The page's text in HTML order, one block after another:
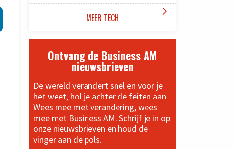
MEER TECH 
Ontvang de Business AM
nieuwsbrieven
De wereld verandert snel en voor je
het weet, hol je achter de feiten aan.
Wees mee met verandering, wees
mee met Business AM. Schrijf je in op
onze nieuwsbrieven en houd de
vinger aan de pols.